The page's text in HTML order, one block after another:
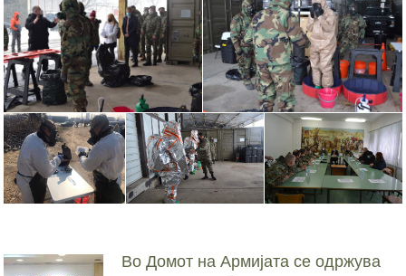
Во Домот на Армијата се одржува